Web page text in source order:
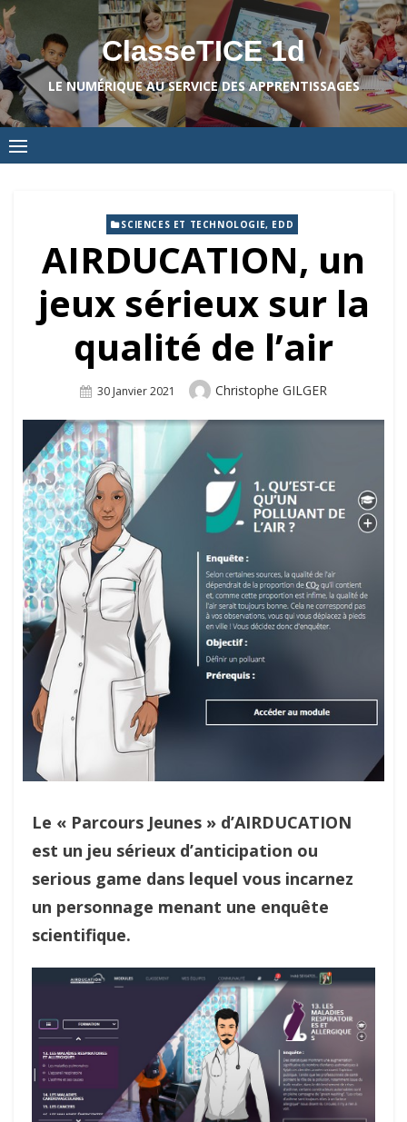
Skip
to
content
ClasseTICE 1d
LE NUMÉRIQUE AU SERVICE DES APPRENTISSAGES
SCIENCES ET TECHNOLOGIE, EDD
AIRDUCATION, un
jeux sérieux sur la
qualité de l’air
Posted
30 Janvier 2021 Author
Christophe GILGER
Le « Parcours Jeunes » d’AIRDUCATION
est un jeu sérieux d’anticipation ou
serious game dans lequel vous incarnez
un personnage menant une enquête
scientifique.